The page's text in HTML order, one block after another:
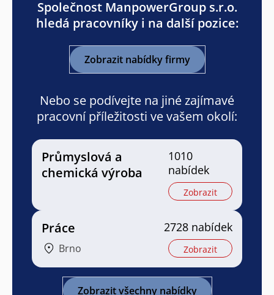
Společnost ManpowerGroup s.r.o.
hledá pracovníky i na další pozice:
Zobrazit nabídky firmy
Nebo se podívejte na jiné zajímavé
pracovní příležitosti ve vašem okolí:
Průmyslová a
chemická výroba
1010
nabídek
Zobrazit
Práce
Brno
2728 nabídek
Zobrazit
Zobrazit všechny nabídky